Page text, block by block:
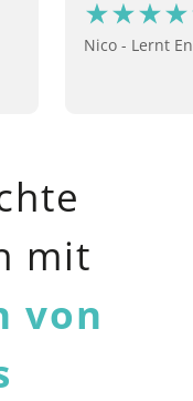
Nico - Lernt
mit
von